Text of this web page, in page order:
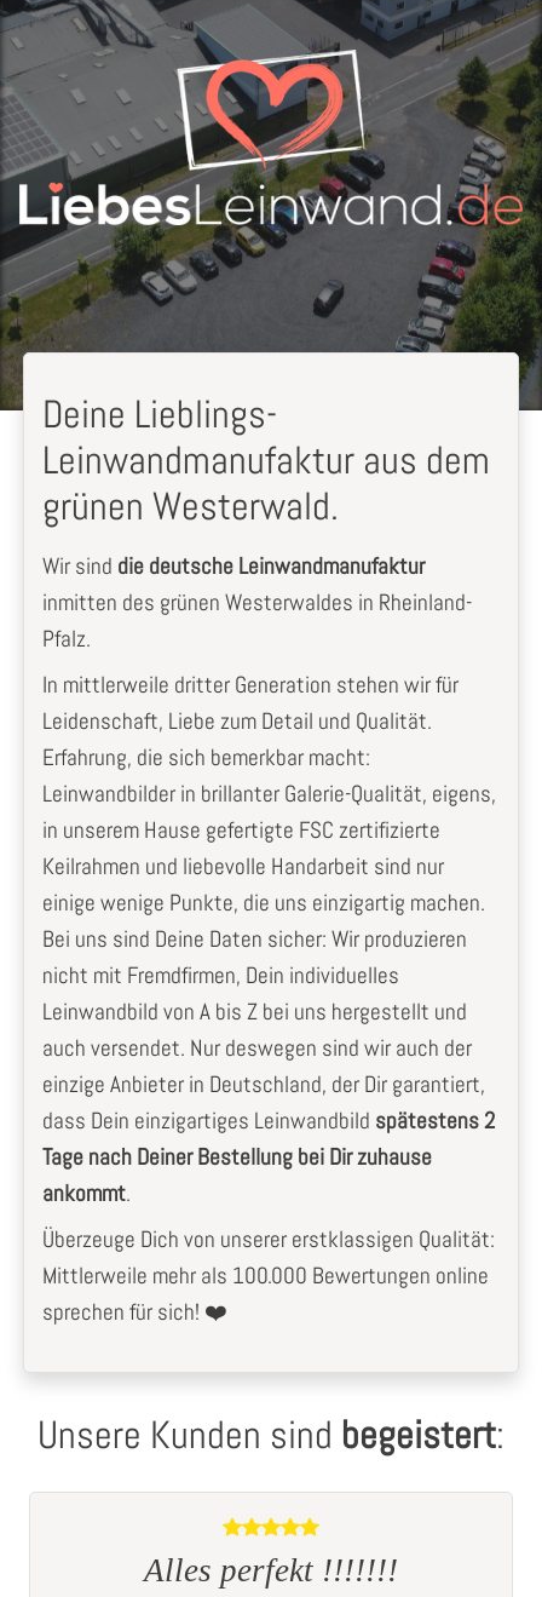
Deine Lieblings-
Leinwandmanufaktur aus dem
grünen Westerwald.
Wir sind die deutsche Leinwandmanufaktur
inmitten des grünen Westerwaldes in Rheinland-
Pfalz.
In mittlerweile dritter Generation stehen wir für
Leidenschaft, Liebe zum Detail und Qualität.
Erfahrung, die sich bemerkbar macht:
Leinwandbilder in brillanter Galerie-Qualität, eigens,
in unserem Hause gefertigte FSC zertifizierte
Keilrahmen und liebevolle Handarbeit sind nur
einige wenige Punkte, die uns einzigartig machen.
Bei uns sind Deine Daten sicher: Wir produzieren
nicht mit Fremdfirmen, Dein individuelles
Leinwandbild von A bis Z bei uns hergestellt und
auch versendet. Nur deswegen sind wir auch der
einzige Anbieter in Deutschland, der Dir garantiert,
dass Dein einzigartiges Leinwandbild spätestens 2
Tage nach Deiner Bestellung bei Dir zuhause
ankommt.
Überzeuge Dich von unserer erstklassigen Qualität:
Mittlerweile mehr als 100.000 Bewertungen online
sprechen für sich! ❤️
Unsere Kunden sind begeistert:
Alles perfekt !!!!!!!